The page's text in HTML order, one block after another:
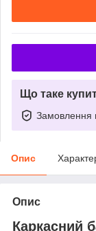
Що таке
Замовлення
Опис
Опис
Каркасний